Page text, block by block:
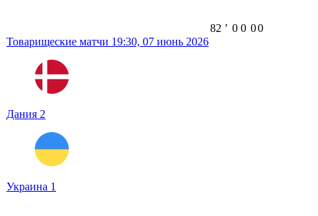
Товарищеские матчи 19:30, 07 июнь 2026
Дания 2
Украина 1
82 ʼ 0 0 00